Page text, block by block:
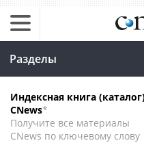
Разделы
Индексная книга
CNews*
Получите все материалы
CNews по ключевому слову